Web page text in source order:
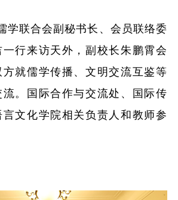
学联合会副秘书长、会员联络委
一行来访天外，副校长朱鹏霄会
方就儒学传播、文明交流互鉴等
。国际合作与交流处、国际传
文化学院相关负责人和教师参